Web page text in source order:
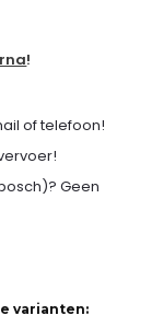
!
of telefoon!
Geen
varianten: